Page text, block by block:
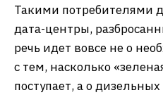
Такими потребителями
дата-центры,
речь идет вовсе не о
с тем, насколько
поступает, а о